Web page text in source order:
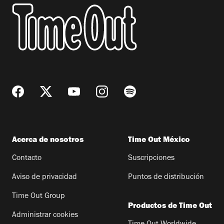
Acerca de nosotros
Contacto
Aviso de privacidad
Time Out Group
Administrar cookies
Time Out México
Suscripciones
Puntos de distribución
Productos de Time Out